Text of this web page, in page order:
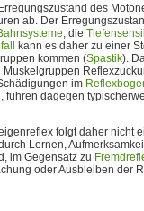
des
ab. Der
, die
kann es daher zu einer
kommen (Spastik).
im
führen dagegen
folgt daher nicht
Lernen,
im Gegensatz zu
oder Ausbleiben der